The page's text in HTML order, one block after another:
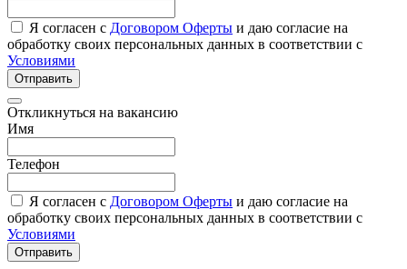
Я согласен с Договором Оферты и даю согласие на
обработку своих персональных данных в соответствии с
Условиями
Отправить
Откликнуться на вакансию
Имя
Телефон
Я согласен с Договором Оферты и даю согласие на
обработку своих персональных данных в соответствии с
Условиями
Отправить